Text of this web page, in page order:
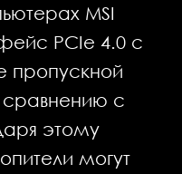
MSI
PCIe 4.0 с
пропускной
с
этому
могут